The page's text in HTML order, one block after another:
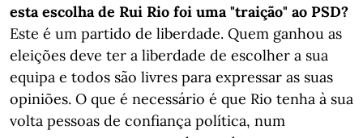
esta escolha de Rui Rio foi uma "traição" ao PSD?
Este é um partido de liberdade. Quem ganhou as
eleições deve ter a liberdade de escolher a sua
equipa e todos são livres para expressar as suas
opiniões. O que é necessário é que Rio tenha à sua
volta pessoas de confiança política, num